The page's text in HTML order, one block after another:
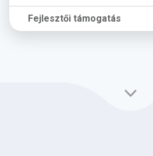
Fejlesztői támogatás